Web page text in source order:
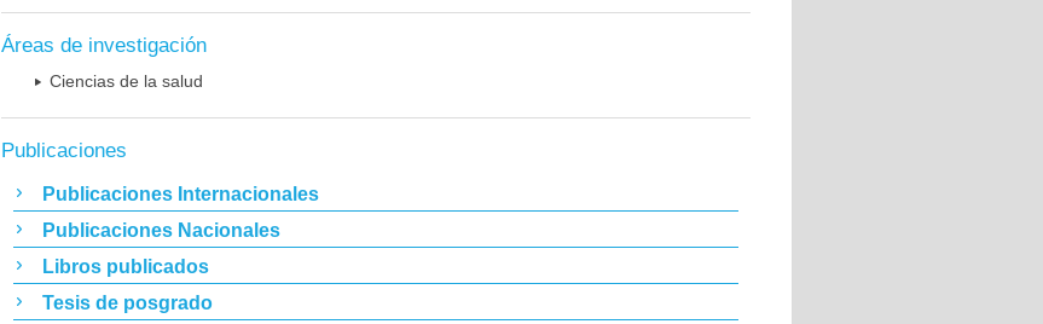
Áreas de investigación
Ciencias de la salud
Publicaciones
Publicaciones Internacionales
Publicaciones Nacionales
Libros publicados
Tesis de posgrado